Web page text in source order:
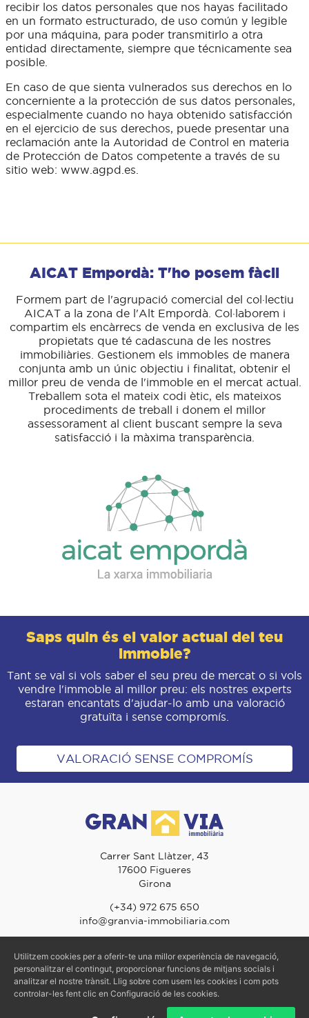
recibir los datos personales que nos hayas facilitado
en un formato estructurado, de uso común y legible
por una máquina, para poder transmitirlo a otra
entidad directamente, siempre que técnicamente sea
posible.
En caso de que sienta vulnerados sus derechos en lo
concerniente a la protección de sus datos personales,
especialmente cuando no haya obtenido satisfacción
en el ejercicio de sus derechos, puede presentar una
reclamación ante la Autoridad de Control en materia
de Protección de Datos competente a través de su
sitio web: www.agpd.es.
AICAT Empordà: T'ho posem fàcil
Formem part de l'agrupació comercial del col·lectiu
AICAT a la zona de l'Alt Empordà. Col·laborem i
compartim els encàrrecs de venda en exclusiva de les
propietats que té cadascuna de les nostres
immobiliàries. Gestionem els immobles de manera
conjunta amb un únic objectiu i finalitat, obtenir el
millor preu de venda de l'immoble en el mercat actual.
Treballem sota el mateix codi ètic, els mateixos
procediments de treball i donem el millor
assessorament al client buscant sempre la seva
satisfacció i la màxima transparència.
Saps quin és el valor actual del teu
immoble?
Tant se val si vols saber el seu preu de mercat o si vols
vendre l'immoble al millor preu: els nostres experts
estaran encantats d'ajudar-lo amb una valoració
gratuïta i sense compromís.
VALORACIÓ SENSE COMPROMÍS
Carrer Sant Llàtzer, 43
17600 Figueres
Girona
(+34) 972 675 650
info@granvia-immobiliaria.com
© 2026 Gran Via Immobiliària - TOTS ELS DRETS RESERVATS
Avís Legal-Política de Privacitat-Política de Cookies
Utilitzem cookies per a oferir-te una millor experiència de navegació,
personalitzar el contingut, proporcionar funcions de mitjans socials i
analitzar el nostre trànsit. Llig sobre com usem les cookies i com pots
controlar-les fent clic en Configuració de les cookies.